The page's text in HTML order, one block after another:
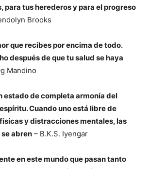
para tus herederos y para el progreso
Brooks
que recibes por encima de todo.
después de que tu salud se haya
Mandino
estado de completa armonía del
Cuando uno está libre de
y distracciones mentales, las
abren – B.K.S. Iyengar
en este mundo que pasan tanto